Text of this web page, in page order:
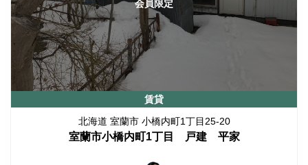
会員限定
賃貸
北海道 室蘭市 小橋内町1丁目25-20
室蘭市小橋内町1丁目 戸建 平家